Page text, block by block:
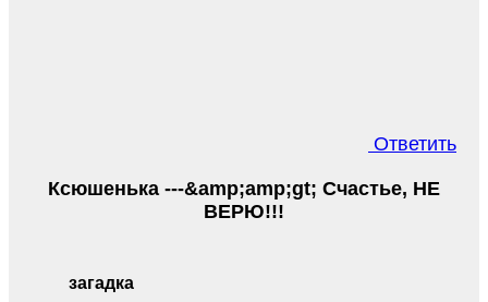
Ответить
загадка
Ксюшенька ---&amp;amp;gt; Счастье, НЕ
ВЕРЮ!!!